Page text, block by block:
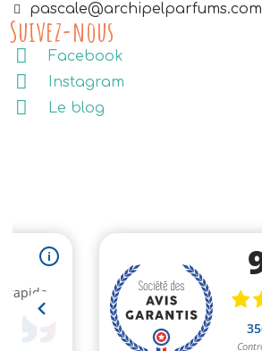
pascale@archipelparfums.com
Suivez-nous
Facebook
Instagram
Le blog